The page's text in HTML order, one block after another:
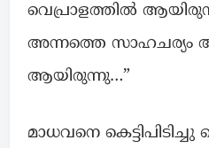
വെപ്രാളത്തിൽ
അന്നത്തെ സാഹചര്യം
ആയിരുന്നു…”
മാധവനെ